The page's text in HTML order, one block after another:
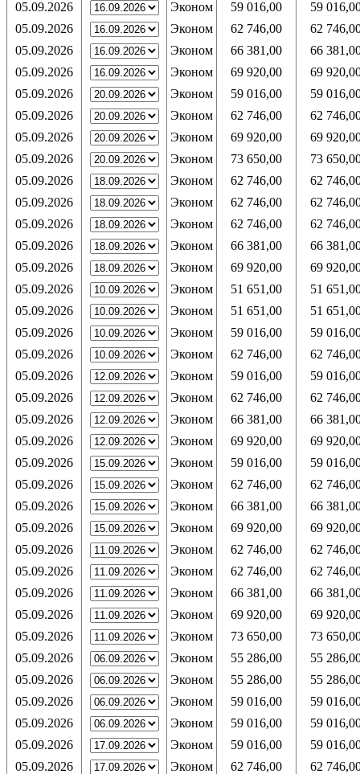
05.09.2026 Эконом 59 016,00
59
05.09.2026
Эконом 62 746,00
62
05.09.2026
Эконом 66 381,00
66
05.09.2026
Эконом 69 920,00
69
05.09.2026
Эконом 59 016,00
59
05.09.2026
Эконом 62 746,00
62
05.09.2026
Эконом 69 920,00
69
05.09.2026
Эконом 73 650,00
73
05.09.2026
Эконом 62 746,00
62
05.09.2026
Эконом 62 746,00
62
05.09.2026
Эконом 62 746,00
62
05.09.2026
Эконом 66 381,00
66
05.09.2026
Эконом 69 920,00
69
05.09.2026
Эконом 51 651,00
51
05.09.2026
Эконом 51 651,00
51
05.09.2026
Эконом 59 016,00
59
05.09.2026
Эконом 62 746,00
62
05.09.2026
Эконом 59 016,00
59
05.09.2026
Эконом 62 746,00
62
05.09.2026
Эконом 66 381,00
66
05.09.2026
Эконом 69 920,00
69
05.09.2026
Эконом 59 016,00
59
05.09.2026
Эконом 62 746,00
62
05.09.2026
Эконом 66 381,00
66
05.09.2026
Эконом 69 920,00
69
05.09.2026
Эконом 62 746,00
62
05.09.2026
Эконом 62 746,00
62
05.09.2026
Эконом 66 381,00
66
05.09.2026
Эконом 69 920,00
69
05.09.2026
Эконом 73 650,00
73
05.09.2026
Эконом 55 286,00
55
05.09.2026
Эконом 55 286,00
55
05.09.2026
Эконом 59 016,00
59
05.09.2026
Эконом 59 016,00
59
05.09.2026
Эконом 59 016,00
59
05.09.2026
Эконом 62 746,00
62